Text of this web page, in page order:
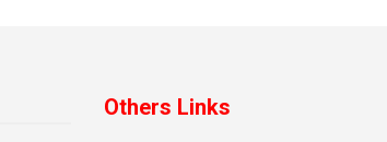
Others Links